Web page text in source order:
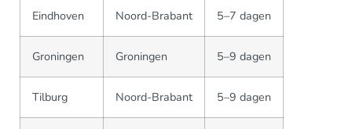
Eindhoven Noord-Brabant 5–7 dagen
Groningen Groningen 5–9 dagen
Tilburg Noord-Brabant 5–9 dagen